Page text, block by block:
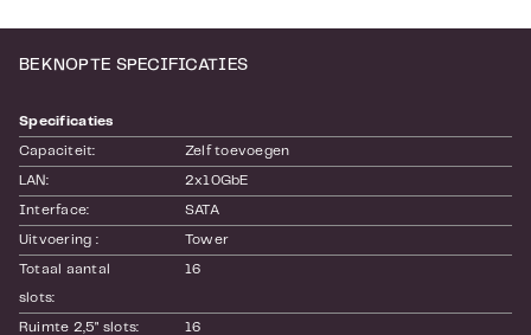
BEKNOPTE SPECIFICATIES
Specificaties
Capaciteit: Zelf toevoegen
LAN: 2x10GbE
Interface: SATA
Uitvoering : Tower
Totaal aantal
slots:
16
Ruimte 2,5" slots: 16